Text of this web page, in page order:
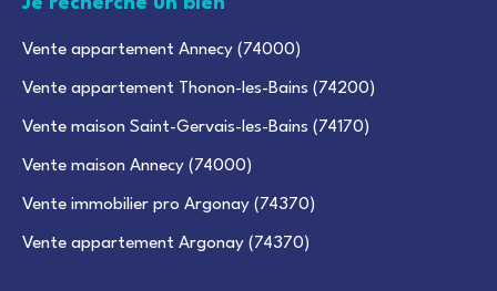
Vente appartement Annecy (74000)
Vente appartement Thonon-les-Bains (74200)
Vente maison Saint-Gervais-les-Bains (74170)
Vente maison Annecy (74000)
Vente immobilier pro Argonay (74370)
Vente appartement Argonay (74370)